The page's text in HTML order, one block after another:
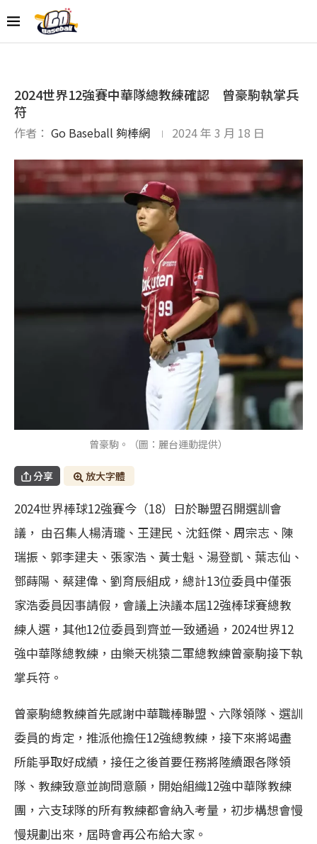
2024世界12強賽中華隊總教練確認 曾豪駒執掌兵
符
作者： Go Baseball 夠棒網 2024 年 3 月 18 日
曾豪駒。（圖：麗台運動提供）
分享 放大字體
2024世界棒球12強賽今（18）日於聯盟召開選訓會
議， 由召集人楊清瓏、王建民、沈鈺傑、周宗志、陳
瑞振、郭李建夫、張家浩、黃士魁、湯登凱、葉志仙、
鄧蒔陽、蔡建偉、劉育辰組成，總計13位委員中僅張
家浩委員因事請假，會議上決議本屆12強棒球賽總教
練人選，其他12位委員到齊並一致通過，2024世界12
強中華隊總教練，由樂天桃猿二軍總教練曾豪駒接下執
掌兵符。
曾豪駒總教練首先感謝中華職棒聯盟、六隊領隊、選訓
委員的肯定，推派他擔任12強總教練，接下來將竭盡
所能爭取好成績，接任之後首要任務將陸續跟各隊領
隊、教練致意並詢問意願，開始組織12強中華隊教練
團，六支球隊的所有教練都會納入考量，初步構想會慢
慢規劃出來，屆時會再公布給大家。